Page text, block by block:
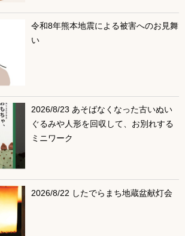
令和8年熊本地震による被害へのお見舞
い
2026/8/23 あそばなくなった古いぬい
ぐるみや人形を回収して、お別れする
ミニワーク
2026/8/22 したでらまち地蔵盆献灯会